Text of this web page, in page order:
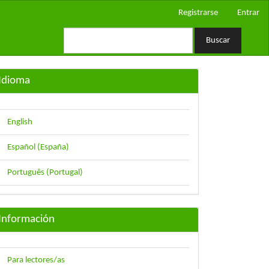
Registrarse Entrar
Buscar
English
Español (España)
Português (Portugal)
Información
Para lectores/as